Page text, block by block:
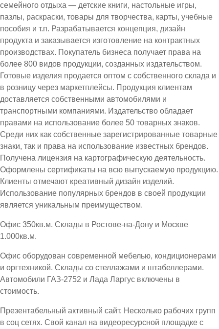
семейного отдыха — детские книги, настольные игры,
пазлы, раскраски, товары для творчества, карты, учебные
пособия и т.п. Разрабатывается концепция, дизайн
продукта и заказывается изготовление на контрактных
производствах. Покупатель бизнеса получает права на
более 800 видов продукции, созданных издательством.
Готовые изделия продается оптом с собственного склада и
в розницу через маркетплейсы. Продукция клиентам
доставляется собственными автомобилями и
транспортными компаниями. Издательство обладает
правами на использование более 50 товарных знаков.
Среди них как собственные зарегистрированные товарные
знаки, так и права на использование известных брендов.
Получена лицензия на картографическую деятельность.
Оформлены сертификаты на всю выпускаемую продукцию.
Клиенты отмечают креативный дизайн изделий.
Использование популярных брендов в своей продукции
является уникальным преимуществом.
Офис 350кв.м. Склады в Ростове-на-Дону и Москве
1.000кв.м.
Офис оборудован современной мебелью, кондиционерами
и оргтехникой. Склады со стеллажами и штабеллерами.
Автомобили ГАЗ-2752 и Лада Ларгус включены в
стоимость.
Презентабельный активный сайт. Несколько рабочих групп
в соц сетях. Свой канал на видеоресурсной площадке с